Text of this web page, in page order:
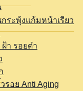
ระพุ้งแก้มหน้าเรียว
า รอยดำ
รอย Anti Aging